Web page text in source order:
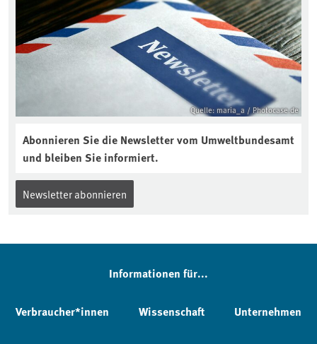
Quelle: maria_a / Photocase.de
Abonnieren Sie die Newsletter vom Umweltbundesamt
und bleiben Sie informiert.
Newsletter abonnieren
Informationen für...
Verbraucher*innen Wissenschaft Unternehmen